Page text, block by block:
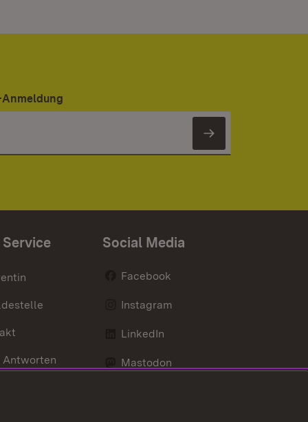
Newsletter
Service
Antworten
Social Media
Facebook
Instagram
LinkedIn
Mastodon